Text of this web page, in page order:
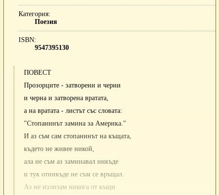
Категория
Поезия
ISBN
9547395130
ПОВЕСТ
Прозорците - затворени и черни
и черна и затворена вратата,
а на вратата - листът със словата:
"Стопанинът замина за Америка."
И аз съм сам стопанинът на къщата,
където не живее никой,
ала не съм аз заминавал никъде
и тук отникъде не съм се връщал.
Аз не излизам никога от къщи